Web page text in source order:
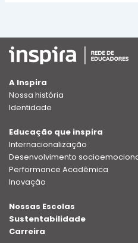
A Inspira
Nossa história
Identidade
Educação que inspira
Internacionalização
Desenvolvimento
Performance Acadêmica
Inovação
Nossas Escolas
Sustentabilidade
Carreira